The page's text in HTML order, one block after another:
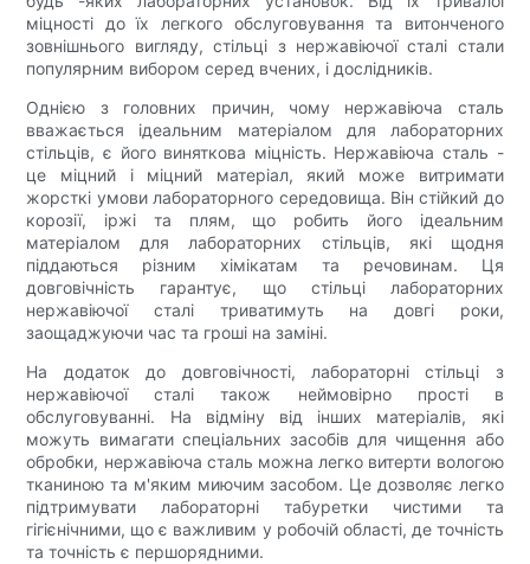
міцності до їх легкого обслуговування та витонченого
зовнішнього вигляду, стільці з нержавіючої сталі стали
популярним вибором серед вчених, і дослідників.
Однією з головних причин, чому нержавіюча сталь
вважається ідеальним матеріалом для лабораторних
стільців, є його виняткова міцність. Нержавіюча сталь -
це міцний і міцний матеріал, який може витримати
жорсткі умови лабораторного середовища. Він стійкий до
корозії, іржі та плям, що робить його ідеальним
матеріалом для лабораторних стільців, які щодня
піддаються різним хімікатам та речовинам. Ця
довговічність гарантує, що стільці лабораторних
нержавіючої сталі триватимуть на довгі роки,
заощаджуючи час та гроші на заміні.
На додаток до довговічності, лабораторні стільці з
нержавіючої сталі також неймовірно прості в
обслуговуванні. На відміну від інших матеріалів, які
можуть вимагати спеціальних засобів для чищення або
обробки, нержавіюча сталь можна легко витерти вологою
тканиною та м'яким миючим засобом. Це дозволяє легко
підтримувати лабораторні табуретки чистими та
гігієнічними, що є важливим у робочій області, де точність
та точність є першорядними.